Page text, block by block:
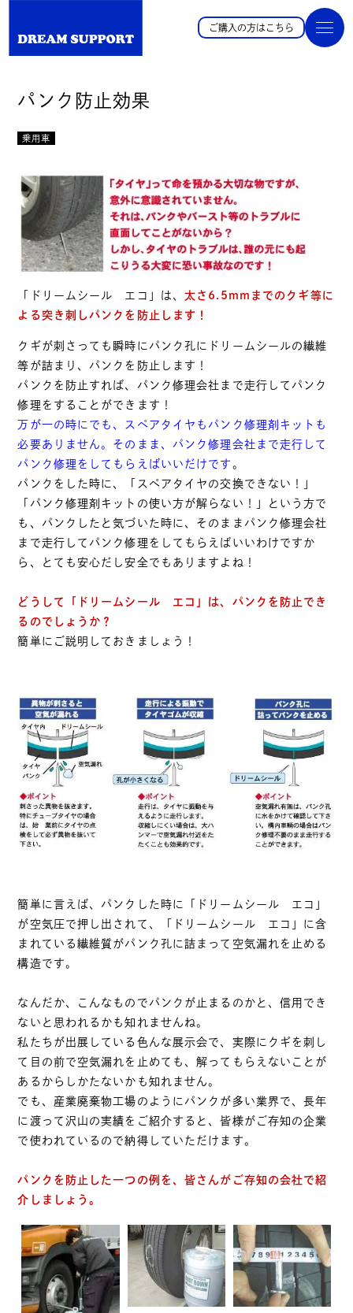
ご購入の方はこちら
パンク防止効果
乗用車
「ドリームシール エコ」は、太さ6.5mmまでのクギ等に
よる突き刺しパンクを防止します！
クギが刺さっても瞬時にパンク孔にドリームシールの繊維
等が詰まり、パンクを防止します！
パンクを防止すれば、パンク修理会社まで走行してパンク
修理をすることができます！
万が一の時にでも、スペアタイヤもパンク修理剤キットも
必要ありません。そのまま、パンク修理会社まで走行して
パンク修理をしてもらえばいいだけです 。
パンクをした時に、「スペアタイヤの交換できない！」
「パンク修理剤キットの使い方が解らない！」という方で
も、パンクしたと気づいた時に、そのままパンク修理会社
まで走行してパンク修理をしてもらえばいいわけですか
ら、とても安心だし安全でもありますよね！
どうして「ドリームシール エコ」は、パンクを防止でき
るのでしょうか？
簡単にご説明しておきましょう！
簡単に言えば、パンクした時に「ドリームシール エコ」
が空気圧で押し出されて、「ドリームシール エコ」に含
まれている繊維質がパンク孔に詰まって空気漏れを止める
構造です。
なんだか、こんなものでパンクが止まるのかと、信用でき
ないと思われるかも知れませんね。
私たちが出展している色んな展示会で、実際にクギを刺し
て目の前で空気漏れを止めても、解ってもらえないことが
あるからしかたないかも知れません。
でも、産業廃棄物工場のようにパンクが多い業界で、長年
に渡って沢山の実績をご紹介すると、皆様がご存知の企業
で使われているので納得していただけます。
パンクを防止した一つの例を、皆さんがご存知の会社で紹
介しましょう。